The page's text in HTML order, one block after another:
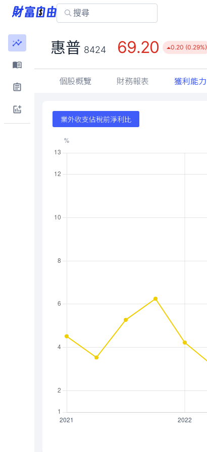
惠普 8424 69.20 0.20 (0.29%)
個股概覽 財務報表 獲利能力
業外收支佔稅前淨利比